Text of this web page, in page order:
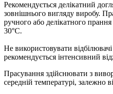
Рекомендується делікатний
зовнішнього вигляду виробу.
ручного або делікатного
30°C.
Не використовувати
рекомендується інтенсивний
Прасування здійснювати з
середній температурі, залежно